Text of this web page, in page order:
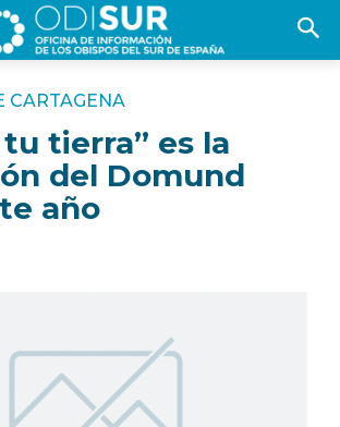
CARTAGENA
tu tierra” es la
del Domund
año